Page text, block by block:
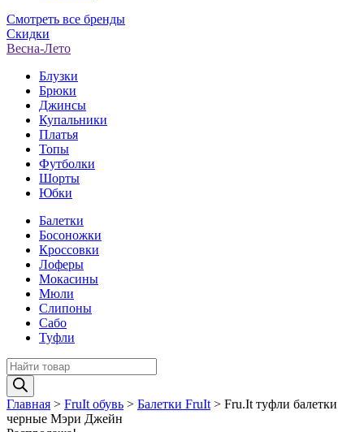
Смотреть все бренды
Скидки
Весна-Лето
Блузки
Брюки
Джинсы
Купальники
Платья
Топы
Футболки
Шорты
Юбки
Балетки
Босоножки
Кроссовки
Лоферы
Мокасины
Мюли
Слипоны
Сабо
Туфли
Поиск
товаров
Главная > FruIt обувь > Балетки FruIt > Fru.It туфли балетки
черные Mэри Джейн